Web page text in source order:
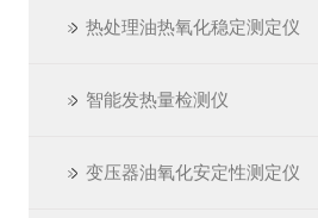
热处理油热氧化稳定测定仪
智能发热量检测仪
变压器油氧化安定性测定仪